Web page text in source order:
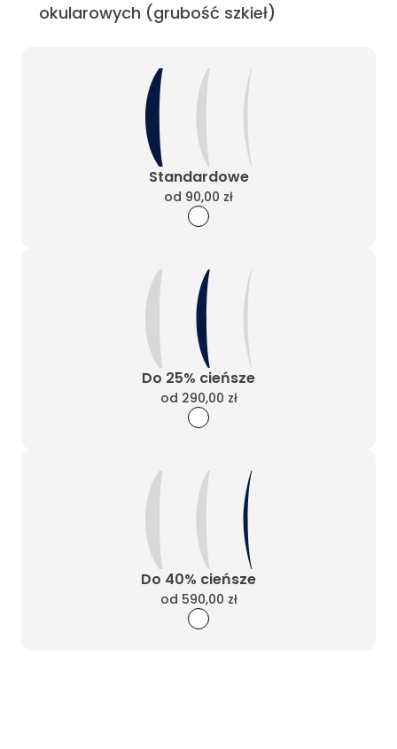
okularowych (grubość szkieł)
Standardowe
od 90,00 zł
Do 25% cieńsze
od 290,00 zł
Do 40% cieńsze
od 590,00 zł